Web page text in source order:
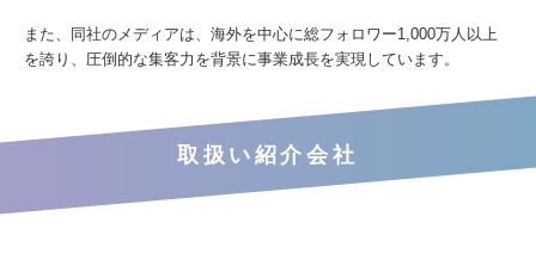
また、同社のメディアは、海外を中心に総フォロワー1,000万人以上
を誇り、圧倒的な集客力を背景に事業成長を実現しています。
取扱い紹介会社